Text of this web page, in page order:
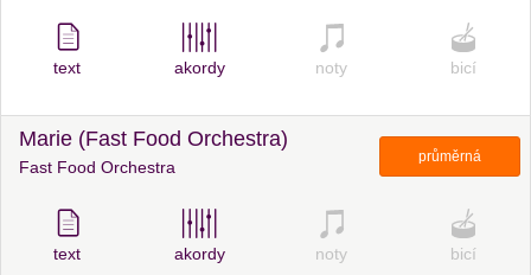
text akordy noty bicí
Marie (Fast Food Orchestra)
Fast Food Orchestra
průměrná
text akordy noty bicí